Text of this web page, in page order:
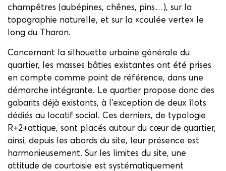
champêtres (aubépines, chênes, pins…), sur la
topographie naturelle, et sur la «coulée verte» le
long du Tharon.
Concernant la silhouette urbaine générale du
quartier, les masses bâties existantes ont été prises
en compte comme point de référence, dans une
démarche intégrante. Le quartier propose donc des
gabarits déjà existants, à l’exception de deux îlots
dédiés au locatif social. Ces derniers, de typologie
R+2+attique, sont placés autour du cœur de quartier,
ainsi, depuis les abords du site, leur présence est
harmonieusement. Sur les limites du site, une
attitude de courtoisie est systématiquement